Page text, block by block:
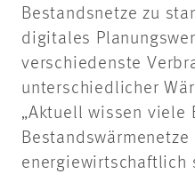
Bestandsnetze zu
digitales
verschiedenste
unterschiedlicher
„Aktuell wissen viele
energiewirtschaftlich